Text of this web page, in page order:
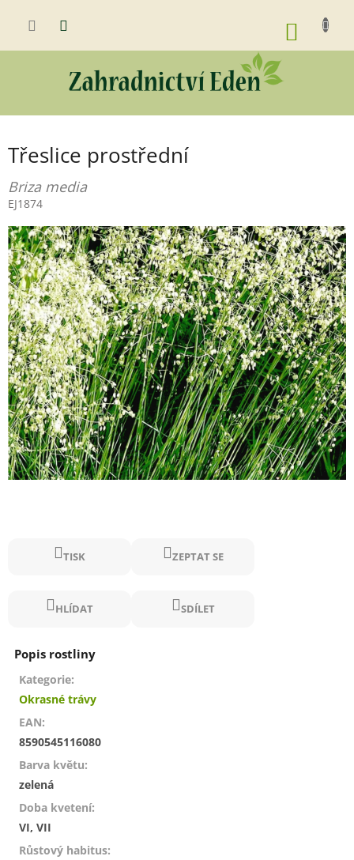
KOŠÍK
Třeslice prostřední
Briza media
EJ1874
TISK ZEPTAT SE
HLÍDAT SDÍLET
Kategorie:
Okrasné trávy
EAN:
8590545116080
Barva květu:
zelená
Doba kvetení:
VI, VII
Růstový habitus: